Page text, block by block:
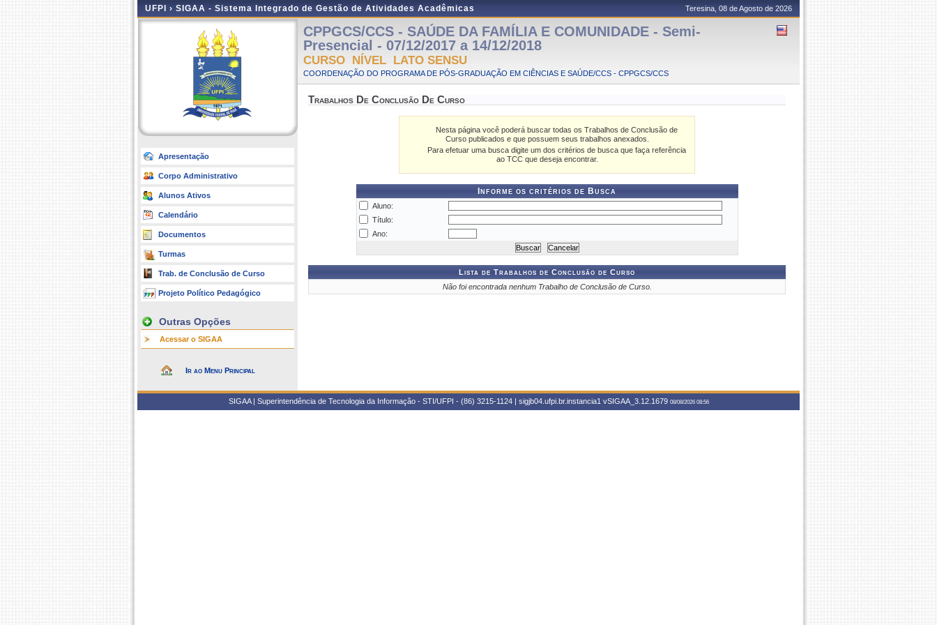
UFPI › SIGAA - Sistema Integrado de Gestão de Atividades Acadêmicas Teresina, 08 de Agosto de 2026
Apresentação
Corpo Administrativo
Alunos Ativos
Calendário
Documentos
Turmas
Trab. de Conclusão de Curso
Projeto Político Pedagógico
Outras Opções
Acessar o SIGAA
Ir ao Menu Principal
CPPGCS/CCS - SAÚDE DA FAMÍLIA E COMUNIDADE - Semi-
Presencial - 07/12/2017 a 14/12/2018
CURSO NÍVEL LATO SENSU
COORDENAÇÃO DO PROGRAMA DE PÓS-GRADUAÇÃO EM CIÊNCIAS E SAÚDE/CCS - CPPGCS/CCS
Trabalhos De Conclusão De Curso
Nesta página você poderá buscar todas os Trabalhos de Conclusão de
Curso publicados e que possuem seus trabalhos anexados.
Para efetuar uma busca digite um dos critérios de busca que faça referência
ao TCC que deseja encontrar.
Informe os critérios de Busca
Aluno:
Título:
Ano:
Lista de Trabalhos de Conclusão de Curso
Não foi encontrada nenhum Trabalho de Conclusão de Curso.
SIGAA | Superintendência de Tecnologia da Informação - STI/UFPI - (86) 3215-1124 | sigjb04.ufpi.br.instancia1 vSIGAA_3.12.1679 08/08/2026 08:56